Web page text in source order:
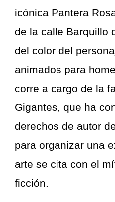
icónica Pantera
de la calle Barquillo
del color del
animados para
corre a cargo de la
Gigantes, que ha
derechos de autor
para organizar una
arte se cita con el
ficción.